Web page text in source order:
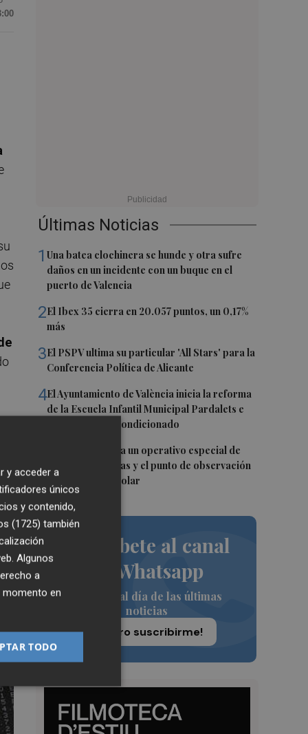
Últimas Noticias
1Una batea clochinera se hunde y otra sufre
daños en un incidente con un buque en el
puerto de Valencia
2El Ibex 35 cierra en 20.057 puntos, un 0,17%
más
3El PSPV ultima su particular 'All Stars' para la
Conferencia Política de Alicante
4El Ayuntamiento de València inicia la reforma
de la Escuela Infantil Municipal Pardalets e
instalará aire acondicionado
València prepara un operativo especial de
limpieza en playas y el punto de observación
para el eclipse solar
Suscríbete al canal
de Whatsapp
Siempre al día de las últimas
noticias
¡Quiero suscribirme!
y acceder a
únicos
y contenido,
(1725) también
Algunos
a
momento en
TODO